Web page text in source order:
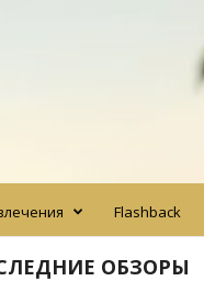
Flashback
ОБЗОРЫ